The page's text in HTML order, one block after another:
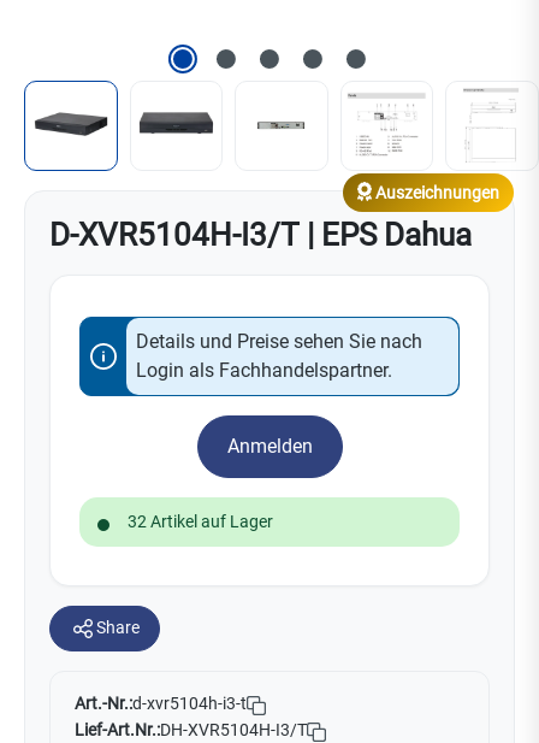
D-XVR5104H-I3/T | EPS Dahua
Auszeichnungen
Details und Preise sehen Sie nach
Login als Fachhandelspartner.
Anmelden
32 Artikel auf Lager
Share
Art.-Nr.:d-xvr5104h-i3-t
Lief-Art.Nr.:DH-XVR5104H-I3/T